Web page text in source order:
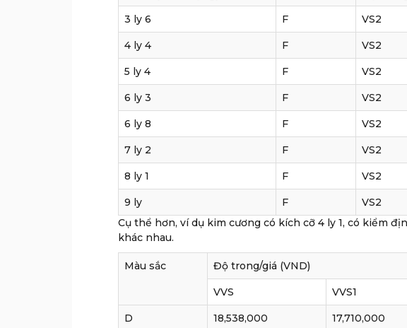
3 ly 6 F VS2
4 ly 4 F VS2
5 ly 4 F VS2
6 ly 3 F VS2
6 ly 8 F VS2
7 ly 2 F VS2
8 ly 1 F VS2
9 ly F VS2
Cụ thể hơn, ví dụ kim cương có kích cỡ 4 ly 1, có kiểm
khác nhau.
Màu sắc Độ trong/giá (VND)
VVS VVS1
D 18,538,000 17,710,000